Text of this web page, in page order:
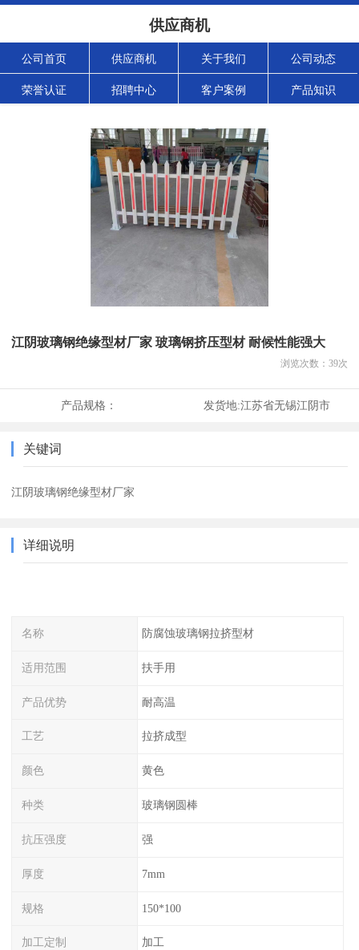
供应商机
公司首页 供应商机 关于我们 公司动态
荣誉认证 招聘中心 客户案例 产品知识
江阴玻璃钢绝缘型材厂家 玻璃钢挤压型材 耐候性能强大
浏览次数： 39次
产品规格： 发货地:江苏省无锡江阴市
关键词
江阴玻璃钢绝缘型材厂家
详细说明
名称 防腐蚀玻璃钢拉挤型材
适用范围 扶手用
产品优势 耐高温
工艺 拉挤成型
颜色 黄色
种类 玻璃钢圆棒
抗压强度 强
厚度 7mm
规格 150*100
加工定制 加工